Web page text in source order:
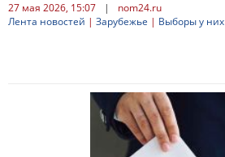
27 мая 2026, 15:07 |
nom24.ru
Лента новостей | Зарубежье | Выборы у них